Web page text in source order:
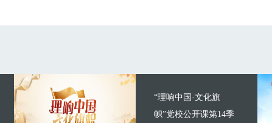
“理响中国·文化旗
帜”党校公开课第14季